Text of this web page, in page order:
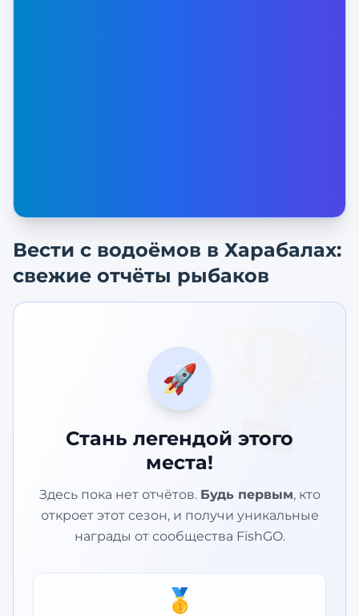
Вести с водоёмов в Харабалах:
свежие отчёты рыбаков
🏆
🚀
Стань легендой этого
места!
Здесь пока нет отчётов. Будь первым, кто
откроет этот сезон, и получи уникальные
награды от сообщества FishGO.
🥇